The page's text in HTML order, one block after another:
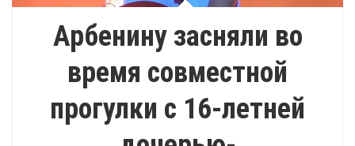
Арбенину засняли во
время совместной
прогулки с 16-летней